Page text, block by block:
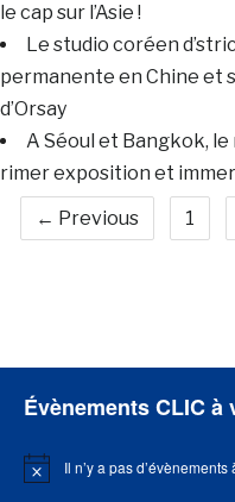
le cap sur l’Asie !
Le studio coréen
permanente en Chine et
d’Orsay
A Séoul et Bangkok,
rimer exposition et
← Previous
1
Évènements CLIC à
Notice Il n’y a pas d’évènements